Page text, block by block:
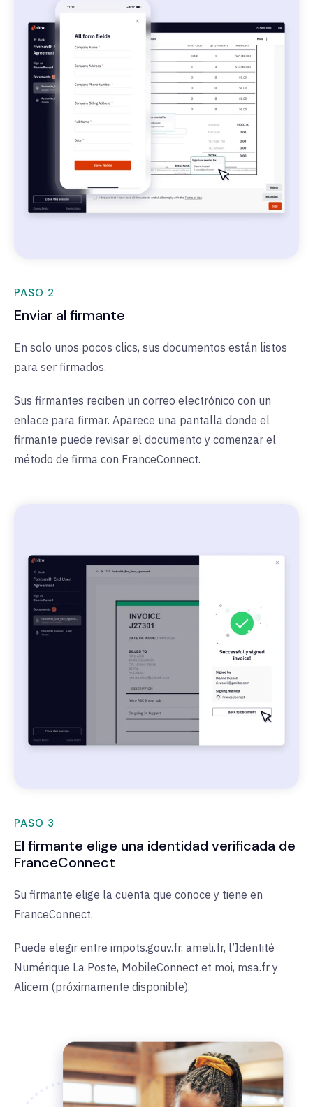
PASO 2
Enviar al firmante
En solo unos pocos clics, sus documentos están listos
para ser firmados.
Sus firmantes reciben un correo electrónico con un
enlace para firmar. Aparece una pantalla donde el
firmante puede revisar el documento y comenzar el
método de firma con FranceConnect.
PASO 3
El firmante elige una identidad verificada de
FranceConnect
Su firmante elige la cuenta que conoce y tiene en
FranceConnect.
Puede elegir entre impots.gouv.fr, ameli.fr, l’Identité
Numérique La Poste, MobileConnect et moi, msa.fr y
Alicem (próximamente disponible).